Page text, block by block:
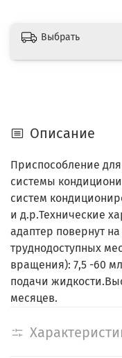
Выбрать
Описание
Приспособление
системы
систем
и д.р.Технические
адаптер повернут
труднодоступных
вращения): 7,5 -60
подачи
месяцев.